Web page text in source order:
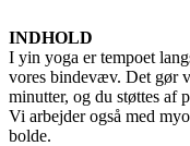
INDHOLD
I yin yoga er tempoet
vores bindevæv. Det gør
minutter, og du støttes af
Vi arbejder også med
bolde.